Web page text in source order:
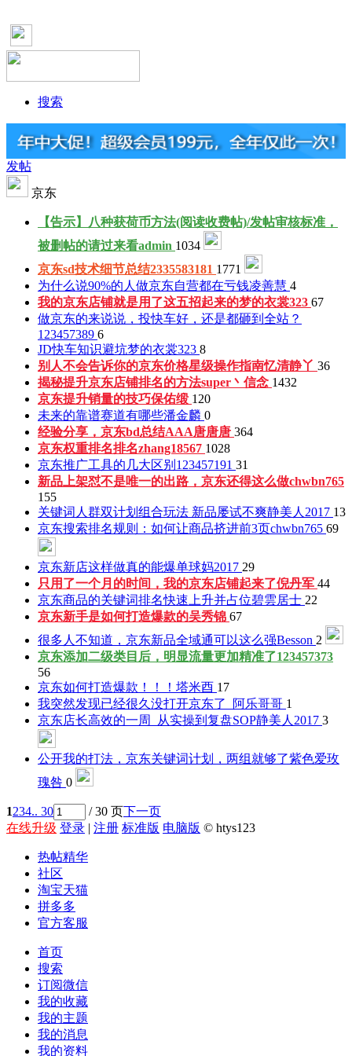
搜索
发帖
京东
【告示】八种获荷币方法(阅读收费帖)/发帖审核标准，
被删帖的请过来看admin 1034
京东sd技术细节总结2335583181 1771
为什么说90%的人做京东自营都在亏钱凌善慧 4
我的京东店铺就是用了这五招起来的梦的衣裳323 67
做京东的来说说，投快车好，还是都砸到全站？
123457389 6
JD快车知识避坑梦的衣裳323 8
别人不会告诉你的京东价格星级操作指南忆清静丫 36
揭秘提升京东店铺排名的方法super丶信念 1432
京东提升销量的技巧保佑缎 120
未来的靠谱赛道有哪些潘金麟 0
经验分享，京东bd总结AAA唐唐唐 364
京东权重排名排名zhang18567 1028
京东推广工具的几大区别 123457191 31
新品上架怼不是唯一的出路，京东还得这么做chwbn765
155
关键词人群双计划组合玩法 新品屡试不爽静美人2017 13
京东搜索排名规则：如何让商品挤进前3页chwbn765 69
京东新店这样做真的能爆单球妈2017 29
只用了一个月的时间，我的京东店铺起来了倪丹军 44
京东商品的关键词排名快速上升并占位碧雲居士 22
京东新手是如何打造爆款的吴秀锦 67
很多人不知道，京东新品全域通可以这么强Besson 2
京东添加二级类目后，明显流量更加精准了123457373
56
京东如何打造爆款！！！ 塔米酉 17
我突然发现已经很久没打开京东了
_阿乐哥哥 1
京东店长高效的一周_从实操到复盘SOP静美人2017 3
公开我的打法，京东关键词计划，两组就够了紫色爱玫
瑰咎 0
1234.. 30 / 30 页下一页
在线升级 登录 | 注册 标准版 电脑版 © htys123
热帖精华
社区
淘宝天猫
拼多多
官方客服
首页
搜索
订阅微信
我的收藏
我的主题
我的消息
我的资料